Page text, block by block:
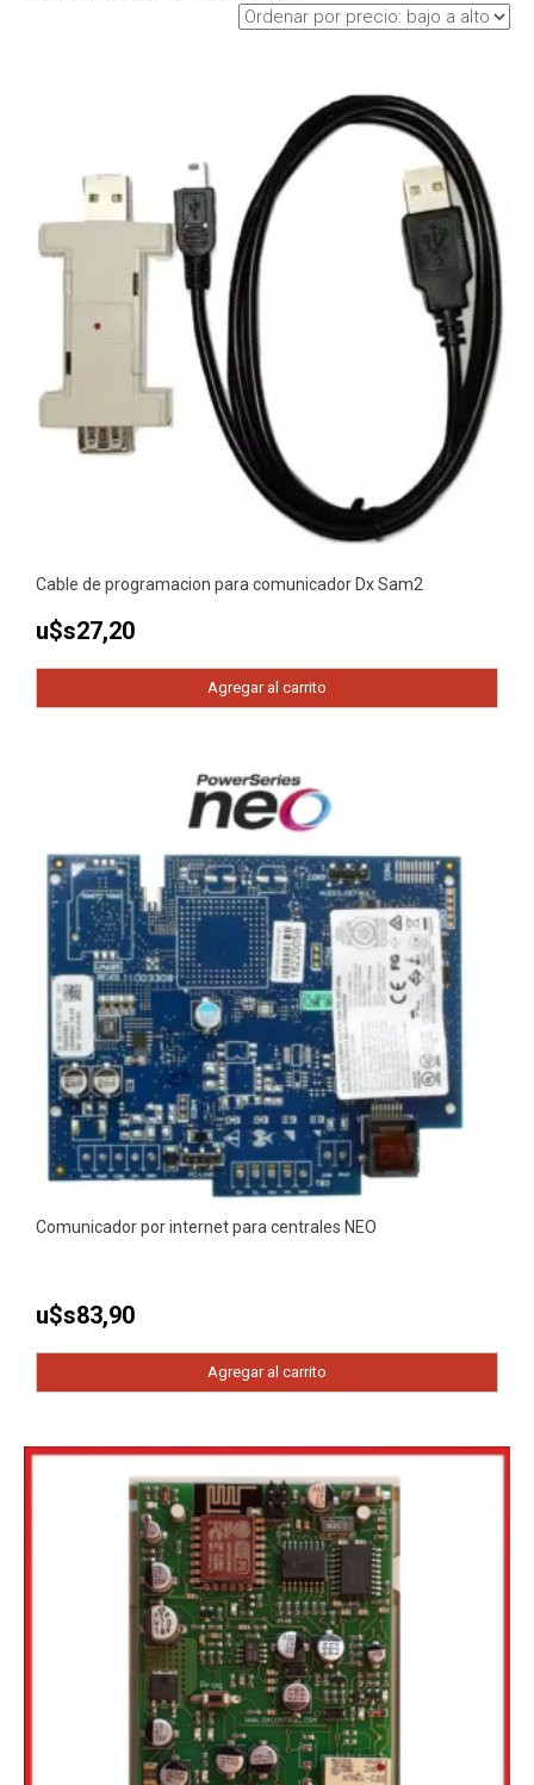
Cable de programacion para comunicador Dx Sam2
u$s27,20
Agregar al carrito
Comunicador por internet para centrales NEO
u$s83,90
Agregar al carrito